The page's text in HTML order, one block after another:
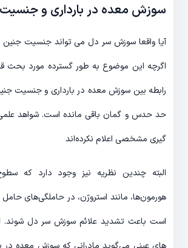
سوزش معده در بارداری و
آیا واقعا سوزش سر دل می تواند جنسیت جنین
اگرچه این موضوع به طور گسترده مورد بحث
رابطه بین سوزش معده در بارداری و جنسیت
حد حدس و گمان باقی مانده است. شواهد
گیری مشخصی اعلام نکرده‌اند
البته چندین نظریه نیز وجود دارد که
هورمون‌ها، مانند استروژن، در حاملگی‌های
است باعث تشدید علائم سوزش سر دل شوند.